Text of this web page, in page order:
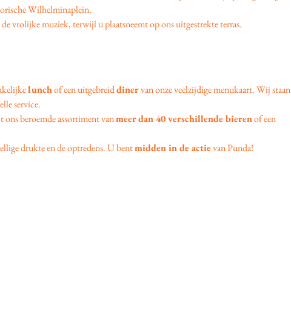
Wilhelminaplein.
vrolijke muziek, terwijl u plaatsneemt op ons uitgestrekte terras.
lunch of een uitgebreid diner van onze veelzijdige menukaart. Wij staan
service.
beroemde assortiment van meer dan 40 verschillende bieren of een
drukte en de optredens. U bent midden in de actie van Punda!